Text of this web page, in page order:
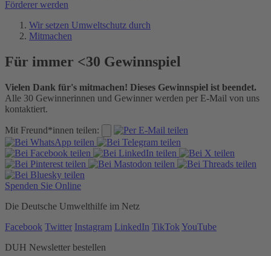
Förderer werden
Wir setzen Umweltschutz durch
Mitmachen
Für immer <30 Gewinnspiel
Vielen Dank für's mitmachen! Dieses Gewinnspiel ist beendet.
Alle 30 Gewinnerinnen und Gewinner werden per E-Mail von uns
kontaktiert.
Mit Freund*innen teilen:
Spenden Sie Online
Die Deutsche Umwelthilfe im Netz
Facebook Twitter Instagram LinkedIn TikTok YouTube
DUH Newsletter bestellen